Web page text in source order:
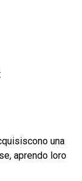
una
aprendo loro